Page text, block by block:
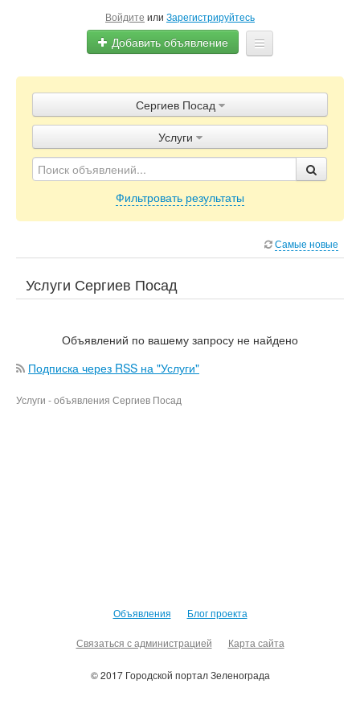
Войдите или Зарегистрируйтесь
Добавить объявление
Объявления
Блог
Сергиев Посад
Услуги
Фильтровать результаты
Самые новые
Услуги Сергиев Посад
Объявлений по вашему запросу не найдено
Подписка через RSS на "Услуги"
Услуги - объявления Сергиев Посад
Объявления Блог проекта
Связаться с администрацией Карта сайта
© 2017 Городской портал Зеленограда